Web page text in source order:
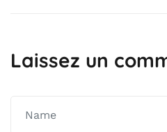
Laissez un